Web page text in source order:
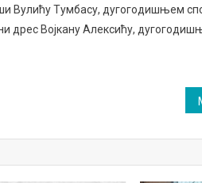
Вулићу Тумбасу, дугогодишњем
дрес Војкану Алексићу,